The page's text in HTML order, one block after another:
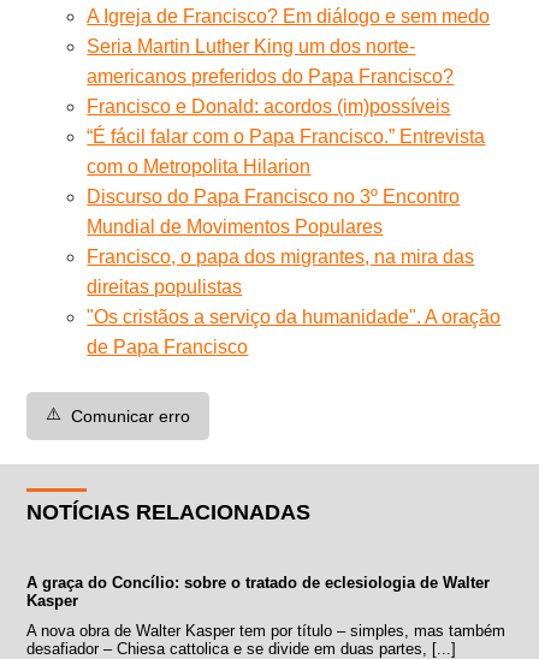
A Igreja de Francisco? Em diálogo e sem medo
Seria Martin Luther King um dos norte-
americanos preferidos do Papa Francisco?
Francisco e Donald: acordos (im)possíveis
“É fácil falar com o Papa Francisco.” Entrevista
com o Metropolita Hilarion
Discurso do Papa Francisco no 3º Encontro
Mundial de Movimentos Populares
Francisco, o papa dos migrantes, na mira das
direitas populistas
"Os cristãos a serviço da humanidade". A oração
de Papa Francisco
⚠️ Comunicar erro
NOTÍCIAS RELACIONADAS
A graça do Concílio: sobre o tratado de eclesiologia de Walter
Kasper
A nova obra de Walter Kasper tem por título – simples, mas também
desafiador – Chiesa cattolica e se divide em duas partes, [...]